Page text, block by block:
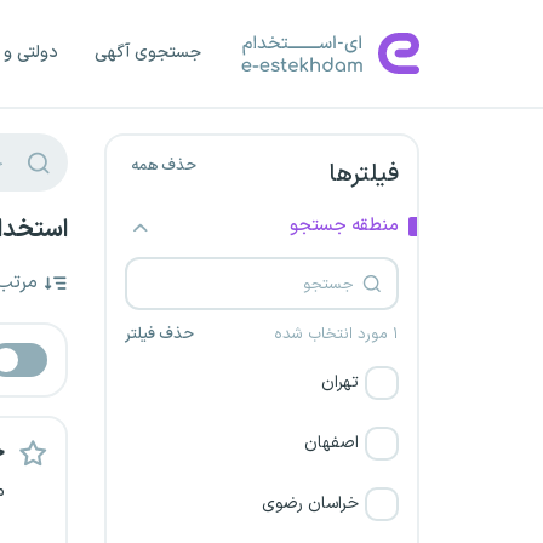
جستجوی آگهی دولتی
فیلترها حذف همه
منطقه جستجو
۱ مورد انتخاب شده حذف فیلتر
تهران
اصفهان
خراسان رضوی